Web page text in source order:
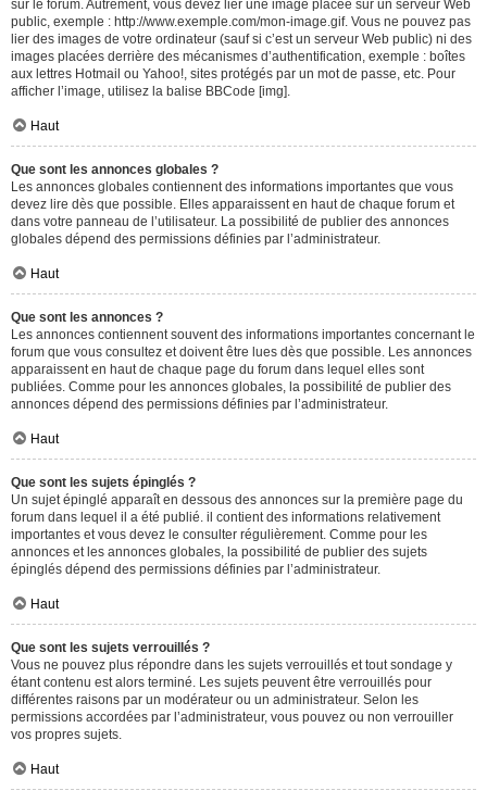
sur le forum. Autrement, vous devez lier une image placée sur un serveur Web
public, exemple : http://www.exemple.com/mon-image.gif. Vous ne pouvez pas
lier des images de votre ordinateur (sauf si c’est un serveur Web public) ni des
images placées derrière des mécanismes d’authentification, exemple : boîtes
aux lettres Hotmail ou Yahoo!, sites protégés par un mot de passe, etc. Pour
afficher l’image, utilisez la balise BBCode [img].
Haut
Que sont les annonces globales ?
Les annonces globales contiennent des informations importantes que vous
devez lire dès que possible. Elles apparaissent en haut de chaque forum et
dans votre panneau de l’utilisateur. La possibilité de publier des annonces
globales dépend des permissions définies par l’administrateur.
Haut
Que sont les annonces ?
Les annonces contiennent souvent des informations importantes concernant le
forum que vous consultez et doivent être lues dès que possible. Les annonces
apparaissent en haut de chaque page du forum dans lequel elles sont
publiées. Comme pour les annonces globales, la possibilité de publier des
annonces dépend des permissions définies par l’administrateur.
Haut
Que sont les sujets épinglés ?
Un sujet épinglé apparaît en dessous des annonces sur la première page du
forum dans lequel il a été publié. il contient des informations relativement
importantes et vous devez le consulter régulièrement. Comme pour les
annonces et les annonces globales, la possibilité de publier des sujets
épinglés dépend des permissions définies par l’administrateur.
Haut
Que sont les sujets verrouillés ?
Vous ne pouvez plus répondre dans les sujets verrouillés et tout sondage y
étant contenu est alors terminé. Les sujets peuvent être verrouillés pour
différentes raisons par un modérateur ou un administrateur. Selon les
permissions accordées par l’administrateur, vous pouvez ou non verrouiller
vos propres sujets.
Haut